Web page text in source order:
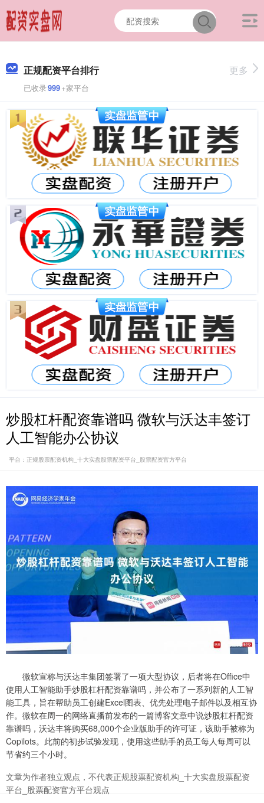
正规配资平台排行
已收录999+家平台
更多
炒股杠杆配资靠谱吗 微软与沃达丰签订
人工智能办公协议
平台：正规股票配资机构_十大实盘股票配资平台_股票配资官方平台
微软宣称与沃达丰集团签署了一项大型协议，后者将在Office中
使用人工智能助手炒股杠杆配资靠谱吗，并公布了一系列新的人工智
能工具，旨在帮助员工创建Excel图表、优先处理电子邮件以及相互协
作。微软在周一的网络直播前发布的一篇博客文章中说炒股杠杆配资
靠谱吗，沃达丰将购买68,000个企业版助手的许可证，该助手被称为
Copilots。此前的初步试验发现，使用这些助手的员工每人每周可以
节省约三个小时。
文章为作者独立观点，不代表正规股票配资机构_十大实盘股票配资
平台_股票配资官方平台观点